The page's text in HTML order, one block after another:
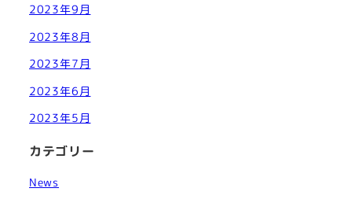
2023年9月
2023年8月
2023年7月
2023年6月
2023年5月
カテゴリー
News